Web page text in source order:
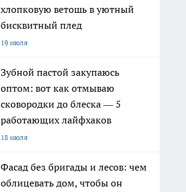
хлопковую ветошь в уютный
бисквитный плед
19 июля
Зубной пастой закупаюсь
оптом: вот как отмываю
сковородки до блеска — 5
работающих лайфхаков
18 июля
Фасад без бригады и лесов: чем
облицевать дом, чтобы он